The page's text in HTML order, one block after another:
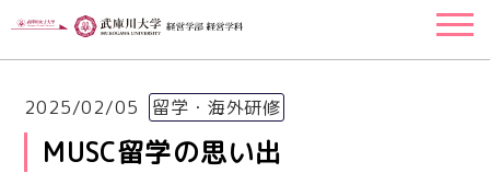
2025/02/05 留学・海外研修
MUSC留学の思い出